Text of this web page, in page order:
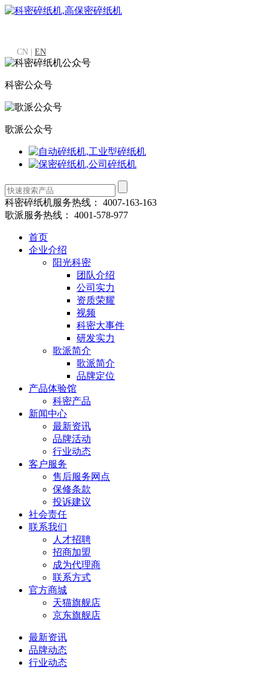
CN | EN
科密公众号
歌派公众号
科密碎纸机服务热线：
4007-163-163
歌派服务热线：
4001-578-977
首页
企业介绍
阳光科密
团队介绍
公司实力
资质荣耀
视频
科密大事件
研发实力
歌派简介
歌派简介
品牌定位
产品体验馆
科密产品
新闻中心
最新资讯
品牌活动
行业动态
客户服务
售后服务网点
保修条款
投诉建议
社会责任
联系我们
人才招聘
招商加盟
成为代理商
联系方式
官方商城
天猫旗舰店
京东旗舰店
最新资讯
品牌动态
行业动态